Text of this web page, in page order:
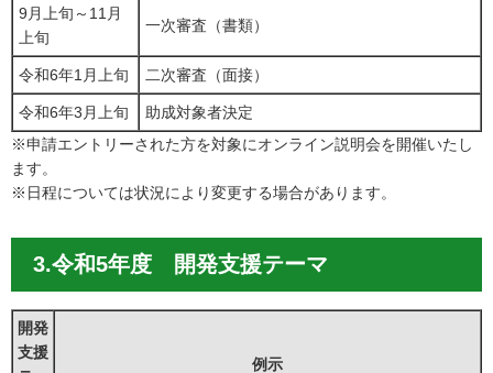
9月上旬～11月
上旬
一次審査（書類）
令和6年1月上旬 二次審査（面接）
令和6年3月上旬
助成対象者決定
※申請エントリーされた方を対象にオンライン説明会を開催いたし
ます。
※日程については状況により変更する場合があります。
3.令和5年度 開発支援テーマ
開発
支援
例示